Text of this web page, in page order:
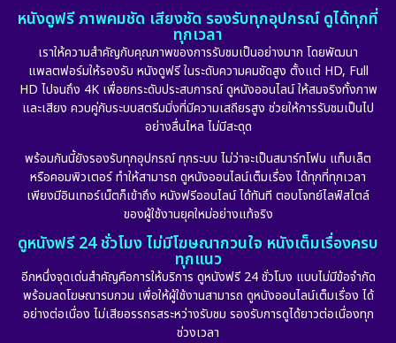
หนังดูฟรี ภาพคมชัด เสียงชัด รองรับทุกอุปกรณ์ ดูได้ทุกที่
ทุกเวลา
เราให้ความสำคัญกับคุณภาพของการรับชมเป็นอย่างมาก โดยพัฒนา
แพลตฟอร์มให้รองรับ หนังดูฟรี ในระดับความคมชัดสูง ตั้งแต่ HD, Full
HD ไปจนถึง 4K เพื่อยกระดับประสบการณ์ ดูหนังออนไลน์ ให้สมจริงทั้งภาพ
และเสียง ควบคู่กับระบบสตรีมมิ่งที่มีความเสถียรสูง ช่วยให้การรับชมเป็นไป
อย่างลื่นไหล ไม่มีสะดุด
พร้อมกันนี้ยังรองรับทุกอุปกรณ์ ทุกระบบ ไม่ว่าจะเป็นสมาร์ทโฟน แท็บเล็ต
หรือคอมพิวเตอร์ ทำให้สามารถ ดูหนังออนไลน์เต็มเรื่อง ได้ทุกที่ทุกเวลา
เพียงมีอินเทอร์เน็ตก็เข้าถึง หนังฟรีออนไลน์ ได้ทันที ตอบโจทย์ไลฟ์สไตล์
ของผู้ใช้งานยุคใหม่อย่างแท้จริง
ดูหนังฟรี 24 ชั่วโมง ไม่มีโฆษณากวนใจ หนังเต็มเรื่องครบ
ทุกแนว
อีกหนึ่งจุดเด่นสำคัญคือการให้บริการ ดูหนังฟรี 24 ชั่วโมง แบบไม่มีข้อจำกัด
พร้อมลดโฆษณารบกวน เพื่อให้ผู้ใช้งานสามารถ ดูหนังออนไลน์เต็มเรื่อง ได้
อย่างต่อเนื่อง ไม่เสียอรรถรสระหว่างรับชม รองรับการดูได้ยาวต่อเนื่องทุก
ช่วงเวลา